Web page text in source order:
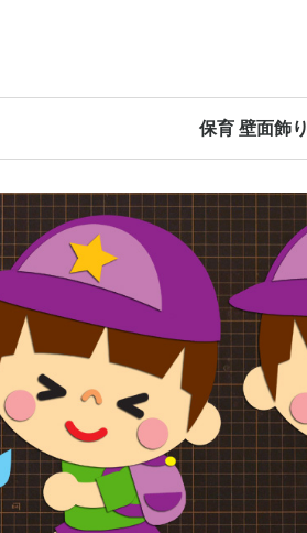
保育 壁面飾り